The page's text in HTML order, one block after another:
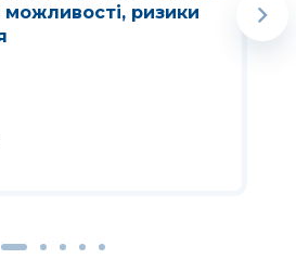
можливості, ризики